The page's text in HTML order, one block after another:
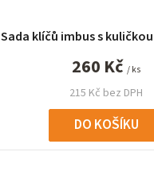
Sada klíčů imbus s
215 Kč bez DPH
260 Kč / ks
DO KOŠÍKU